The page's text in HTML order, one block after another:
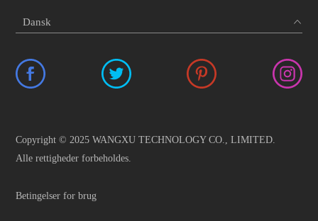
Copyright © 2025 WANGXU TECHNOLOGY CO., LIMITED.
Alle rettigheder forbeholdes.
Betingelser for brug